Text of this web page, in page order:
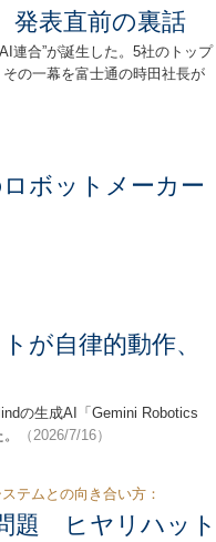
発表直前の裏話
連合”が誕生した。5社のトップ
の一幕を富士通の時田社長が
ボットメーカー
が自律的動作、
の生成AI「Gemini Robotics
（2026/7/16）
テムとの向き合い方：
題 ヒヤリハット